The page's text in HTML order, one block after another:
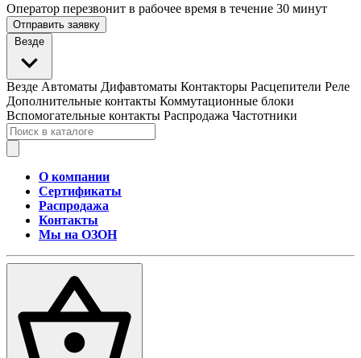
Оператор перезвонит в рабочее время в течение 30 минут
Отправить заявку
Везде
Везде Автоматы Дифавтоматы Контакторы Расцепители Реле
Дополнительные контакты Коммутационные блоки
Вспомогательные контакты Распродажа Частотники
О компании
Сертификаты
Распродажа
Контакты
Мы на ОЗОН